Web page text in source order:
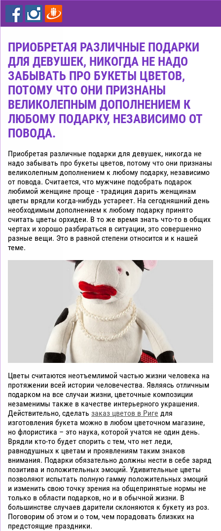
цветы
дешево
Рига
ПРИОБРЕТАЯ РАЗЛИЧНЫЕ ПОДАРКИ
ДЛЯ ДЕВУШЕК, НИКОГДА НЕ НАДО
ЗАБЫВАТЬ ПРО БУКЕТЫ ЦВЕТОВ,
ПОТОМУ ЧТО ОНИ ПРИЗНАНЫ
ВЕЛИКОЛЕПНЫМ ДОПОЛНЕНИЕМ К
ЛЮБОМУ ПОДАРКУ, НЕЗАВИСИМО ОТ
ПОВОДА.
Приобретая различные подарки для девушек, никогда не
надо забывать про букеты цветов, потому что они признаны
великолепным дополнением к любому подарку, независимо
от повода. Считается, что мужчине подобрать подарок
любимой женщине проще - традиция дарить женщинам
цветы врядли когда-нибудь устареет. На сегодняшний день
необходимым дополнением к любому подарку принято
считать цветы орхидеи. В то же время знать что-то в общих
чертах и хорошо разбираться в ситуации, это совершенно
разные вещи. Это в равной степени относится и к нашей
теме.
Цветы считаются неотъемлимой частью жизни человека на
протяжении всей истории человечества. Являясь отличным
подарком на все случаи жизни, цветочные композиции
незаменимы также в качестве интерьерного украшения.
Действительно, сделать заказ цветов в Риге для
изготовления букета можно в любом цветочном магазине,
но флористика – это наука, которой учатся не один день.
Врядли кто-то будет спорить с тем, что нет леди,
равнодушных к цветам и проявлениям таким знаков
внимания. Подарки обязательно должны нести в себе заряд
позитива и положительных эмоций. Удивительные цветы
позволяют испытать полную гамму положительных эмоций
и изменить свою точку зрения на общепринятые нормы не
только в области подарков, но и в обычной жизни. В
большинстве случаев дарители склоняются к букету из роз.
Поговорим об этом и о том, чем порадовать близких на
предстоящие праздники.